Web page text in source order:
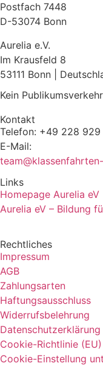
Postfach 7448
D-53074 Bonn
Aurelia e.V.
Im Krausfeld 8
53111 Bonn |
Kein Publikumsverkehr
Kontakt
Telefon: +49 228
E-Mail:
Links
Homepage Aurelia
Aurelia eV – Bildung
Rechtliches
Impressum
AGB
Zahlungsarten
Haftungsausschluss
Widerrufsbelehrung
Datenschutzerklärung
Cookie-Richtlinie (EU)
Cookie-Einstellung